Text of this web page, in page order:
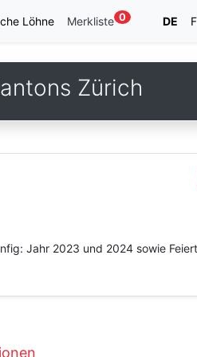
Löhne Merkliste 0 DE
Zürich
Jahr 2023 und 2024 sowie